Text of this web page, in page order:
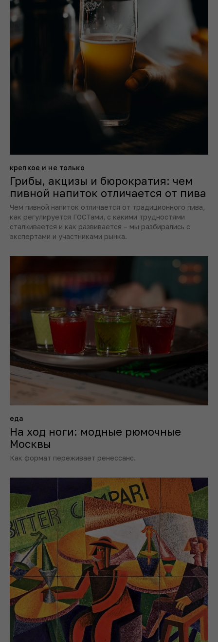
крепкое и не только
Грибы, акцизы и бюрократия: чем
пивной напиток отличается от пива
Чем пивной напиток отличается от традиционного пива,
как регулируется ГОСТами, с какими трудностями
сталкивается и как развивается – мы разбирались с
экспертами и участниками рынка.
еда
На ход ноги: модные рюмочные
Москвы
Как формат переживает ренессанс.